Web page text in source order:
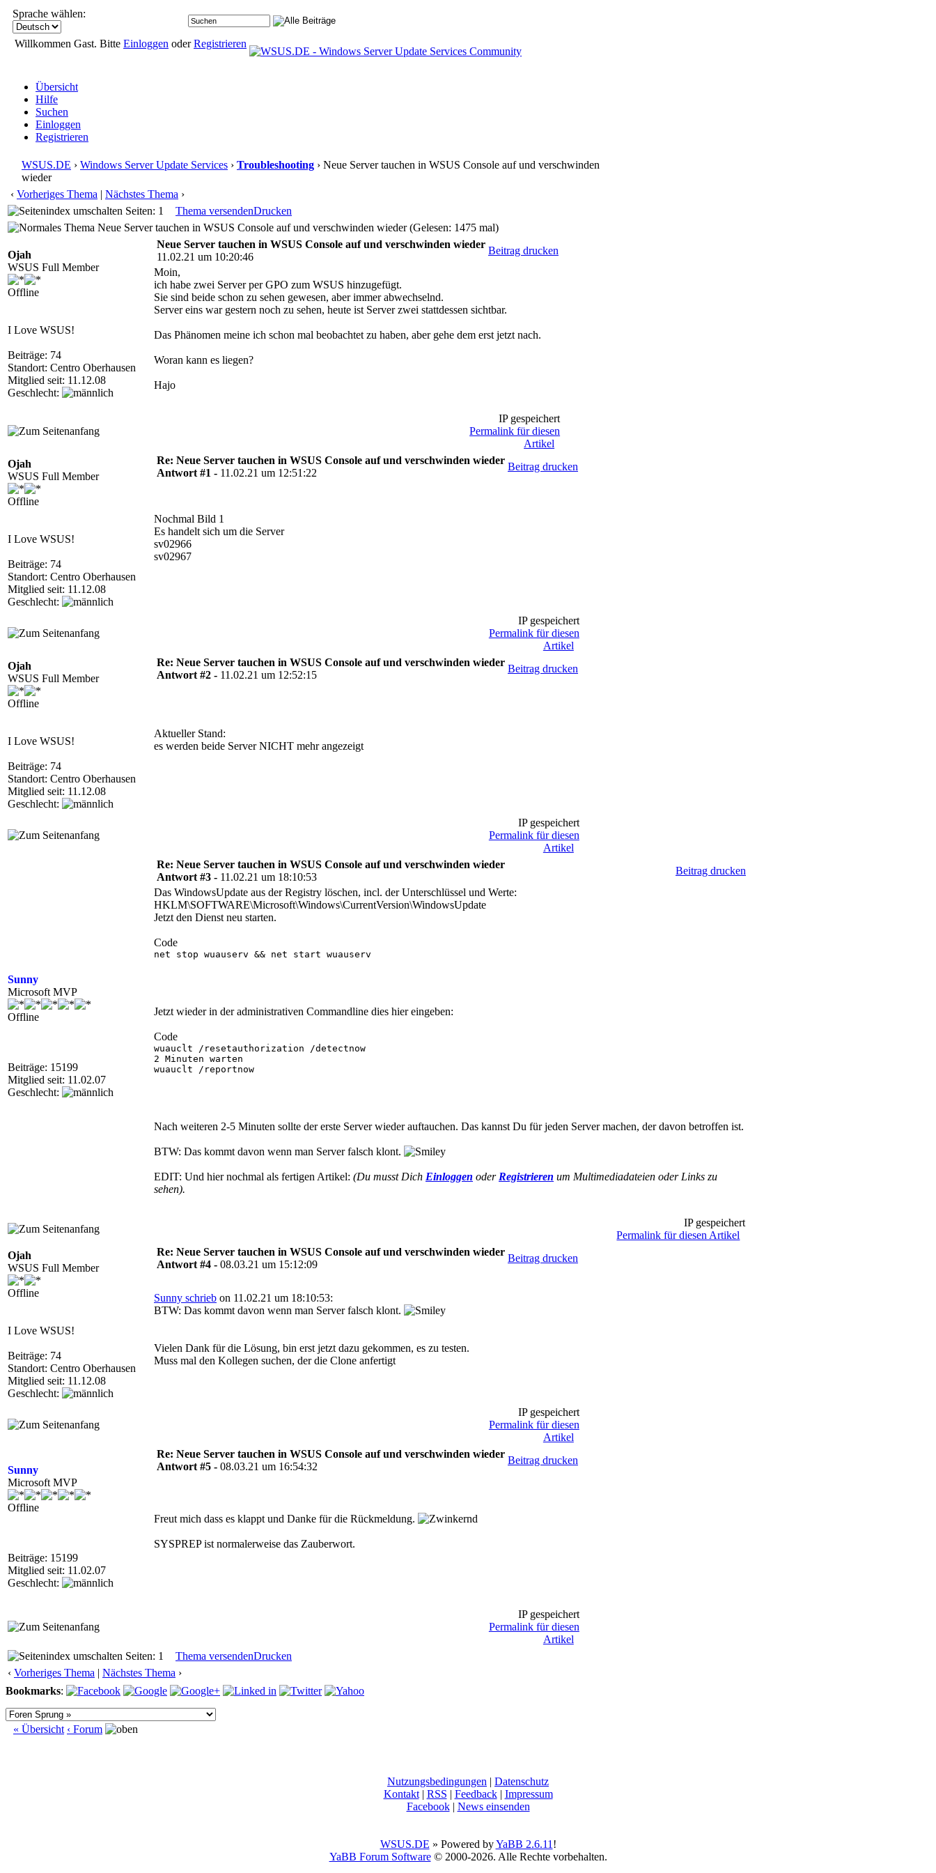
Sprache wählen:
Willkommen Gast. Bitte Einloggen oderRegistrieren
Übersicht
Hilfe
Suchen
Einloggen
Registrieren
WSUS.DE › Windows Server Update Services › Troubleshooting › Neue Server tauchen in WSUS Console auf und verschwinden
wieder
‹ Vorheriges Thema | Nächstes Thema ›
Seiten: 1
Thema versendenDrucken
Neue Server tauchen in WSUS Console auf und verschwinden wieder (Gelesen: 1475 mal)
Ojah
WSUS Full Member
Offline
I Love WSUS!
Beiträge: 74
Standort: Centro Oberhausen
Mitglied seit: 11.12.08
Geschlecht:
Neue Server tauchen in WSUS Console auf und verschwinden wieder
11.02.21 um 10:20:46
Beitrag drucken
Moin,
ich habe zwei Server per GPO zum WSUS hinzugefügt.
Sie sind beide schon zu sehen gewesen, aber immer abwechselnd.
Server eins war gestern noch zu sehen, heute ist Server zwei stattdessen sichtbar.
Das Phänomen meine ich schon mal beobachtet zu haben, aber gehe dem erst jetzt nach.
Woran kann es liegen?
Hajo
IP gespeichert
Permalink für diesen
Artikel
Ojah
WSUS Full Member
Offline
I Love WSUS!
Beiträge: 74
Standort: Centro Oberhausen
Mitglied seit: 11.12.08
Geschlecht:
Re: Neue Server tauchen in WSUS Console auf und verschwinden wieder
Antwort #1 - 11.02.21 um 12:51:22
Beitrag drucken
Nochmal Bild 1
Es handelt sich um die Server
sv02966
sv02967
IP gespeichert
Permalink für diesen
Artikel
Ojah
WSUS Full Member
Offline
I Love WSUS!
Beiträge: 74
Standort: Centro Oberhausen
Mitglied seit: 11.12.08
Geschlecht:
Re: Neue Server tauchen in WSUS Console auf und verschwinden wieder
Antwort #2 - 11.02.21 um 12:52:15
Beitrag drucken
Aktueller Stand:
es werden beide Server NICHT mehr angezeigt
IP gespeichert
Permalink für diesen
Artikel
Sunny
Microsoft MVP
Offline
Beiträge: 15199
Mitglied seit: 11.02.07
Geschlecht:
Re: Neue Server tauchen in WSUS Console auf und verschwinden wieder
Antwort #3 - 11.02.21 um 18:10:53
Beitrag drucken
Das WindowsUpdate aus der Registry löschen, incl. der Unterschlüssel und Werte:
HKLM\SOFTWARE\Microsoft\Windows\CurrentVersion\WindowsUpdate
Jetzt den Dienst neu starten.
Code
net stop wuauserv && net start wuauserv
Jetzt wieder in der administrativen Commandline dies hier eingeben:
Code
wuauclt /resetauthorization /detectnow
2 Minuten warten
wuauclt /reportnow
Nach weiteren 2-5 Minuten sollte der erste Server wieder auftauchen. Das kannst Du für jeden Server machen, der davon betroffen ist.
BTW: Das kommt davon wenn man Server falsch klont.
EDIT: Und hier nochmal als fertigen Artikel: (Du musst Dich Einloggen oder Registrieren um Multimediadateien oder Links zu
sehen).
IP gespeichert
Permalink für diesen Artikel
Ojah
WSUS Full Member
Offline
I Love WSUS!
Beiträge: 74
Standort: Centro Oberhausen
Mitglied seit: 11.12.08
Geschlecht:
Re: Neue Server tauchen in WSUS Console auf und verschwinden wieder
Antwort #4 - 08.03.21 um 15:12:09
Beitrag drucken
Sunny schrieb on 11.02.21 um 18:10:53:
BTW: Das kommt davon wenn man Server falsch klont.
Vielen Dank für die Lösung, bin erst jetzt dazu gekommen, es zu testen.
Muss mal den Kollegen suchen, der die Clone anfertigt
IP gespeichert
Permalink für diesen
Artikel
Sunny
Microsoft MVP
Offline
Beiträge: 15199
Mitglied seit: 11.02.07
Geschlecht:
Re: Neue Server tauchen in WSUS Console auf und verschwinden wieder
Antwort #5 - 08.03.21 um 16:54:32
Beitrag drucken
Freut mich dass es klappt und Danke für die Rückmeldung.
SYSPREP ist normalerweise das Zauberwort.
IP gespeichert
Permalink für diesen
Artikel
Seiten: 1
Thema versendenDrucken
‹ Vorheriges Thema | Nächstes Thema ›
Bookmarks:
« Übersicht ‹ Forum
Nutzungsbedingungen | Datenschutz
Kontakt| RSS | Feedback| Impressum
Facebook| News einsenden
WSUS.DE » Powered byYaBB 2.6.11 !
YaBB Forum Software© 2000-2026. Alle Rechte vorbehalten.